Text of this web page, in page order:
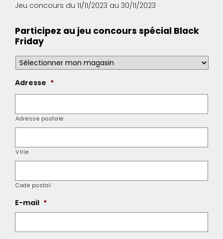
Jeu concours du 11/11/2023 au 30/11/2023
Participez au jeu concours spécial Black
Friday
Votre
magasin *
Adresse *
Adresse postale
Ville
Code postal
E-mail *